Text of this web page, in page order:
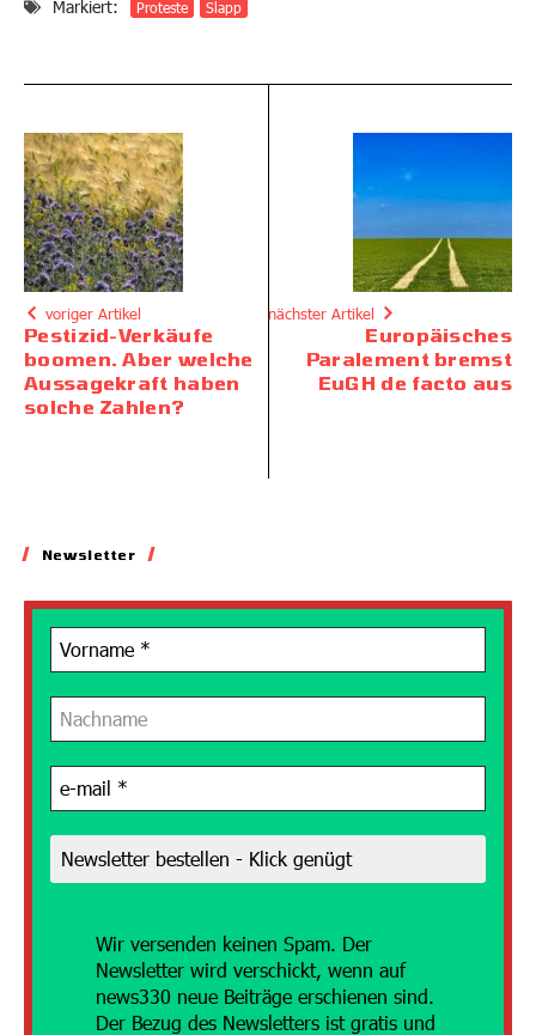
Markiert: Proteste Slapp
voriger Artikel
Pestizid-Verkäufe
boomen. Aber welche
Aussagekraft haben
solche Zahlen?
nächster Artikel
Europäisches
Paralement bremst
EuGH de facto aus
Newsletter
Wir versenden keinen Spam. Der
Newsletter wird verschickt, wenn auf
news330 neue Beiträge erschienen sind.
Der Bezug des Newsletters ist gratis und